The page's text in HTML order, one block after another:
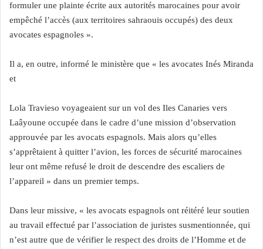
formuler une plainte écrite aux autorités marocaines pour avoir
empêché l’accès (aux territoires sahraouis occupés) des deux
avocates espagnoles ».
Il a, en outre, informé le ministère que « les avocates Inés Miranda
et
Lola Travieso voyageaient sur un vol des Iles Canaries vers
Laâyoune occupée dans le cadre d’une mission d’observation
approuvée par les avocats espagnols. Mais alors qu’elles
s’apprêtaient à quitter l’avion, les forces de sécurité marocaines
leur ont même refusé le droit de descendre des escaliers de
l’appareil » dans un premier temps.
Dans leur missive, « les avocats espagnols ont réitéré leur soutien
au travail effectué par l’association de juristes susmentionnée, qui
n’est autre que de vérifier le respect des droits de l’Homme et de